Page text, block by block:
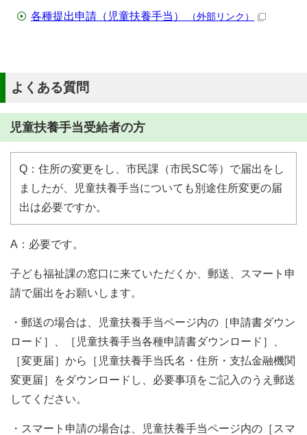
各種提出申請（児童扶養手当）
（外部リンク）
よくある質問
児童扶養手当受給者の方
Q：住所の変更をし、市民課（市民SC等）で届出をし
ましたが、児童扶養手当についても別途住所変更の届
出は必要ですか。
A：必要です。
子ども福祉課の窓口に来ていただくか、郵送、スマート申
請で届出をお願いします。
・郵送の場合は、児童扶養手当ページ内の［申請書ダウン
ロード］、［児童扶養手当各種申請書ダウンロード］、
［変更届］から［児童扶養手当氏名・住所・支払金融機関
変更届］をダウンロードし、必要事項をご記入のうえ郵送
してください。
・スマート申請の場合は、児童扶養手当ページ内の［スマ